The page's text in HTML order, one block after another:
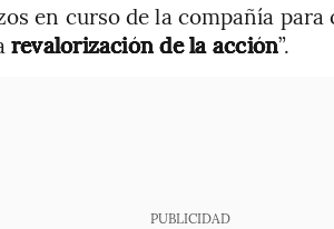
en curso de la compañía
revalorización de la acción”.
PUBLICIDAD